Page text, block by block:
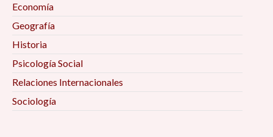
Economía
Geografía
Historia
Psicología Social
Relaciones Internacionales
Sociología